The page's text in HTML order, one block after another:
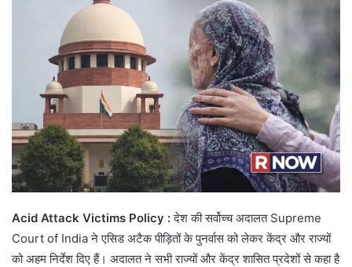
Acid Attack Victims Policy :देश की सर्वोच्च अदालत Supreme
Court of India ने एसिड अटैक पीड़ितों के पुनर्वास को लेकर केंद्र और राज्यों
को अहम निर्देश दिए हैं। अदालत ने सभी राज्यों और केंद्र शासित प्रदेशों से कहा है